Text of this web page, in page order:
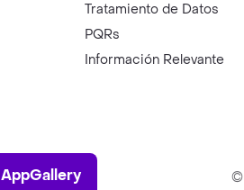
Tratamiento de Datos
PQRs
Información Relevante
AppGallery
AppGallery ©